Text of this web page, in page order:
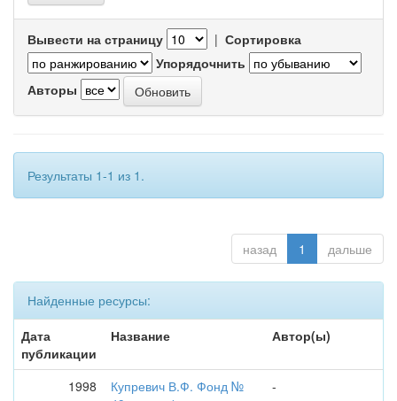
Вывести на страницу | Сортировка
Упорядочнить
Авторы
Результаты 1-1 из 1.
назад 1 дальше
Найденные ресурсы:
Дата
публикации
Название Автор(ы)
1998
Купревич В.Ф. Фонд №
-